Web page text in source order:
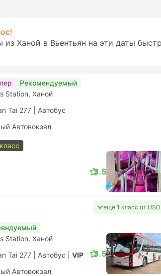
Ханой в Вьентьян на эти даты
Рекомендуемый
Station, Ханой
Tai 277 Автобус
Автовокзал
3.5
ещё 1 класс от
Station, Ханой
Tai 277 Автобус VIP
Автовокзал
3.5